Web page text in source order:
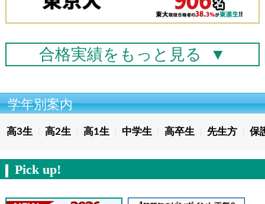
合格実績を もっと見る ▼